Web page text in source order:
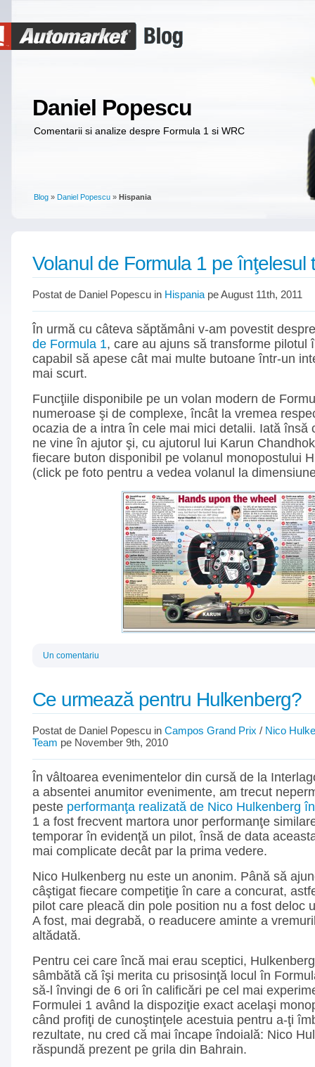
Daniel Popescu
Comentarii si analize despre Formula 1 si WRC
Blog » Daniel Popescu » Hispania
Volanul de Formula 1 pe înţelesul
Postat de Daniel Popescu in Hispania pe August 11th, 2011
În urmă cu câteva săptămâni v-am povestit
de Formula 1, care au ajuns să transforme pilotul
capabil să apese cât mai multe butoane într-un
mai scurt.
Funcţiile disponibile pe un volan modern de
numeroase şi de complexe, încât la vremea
ocazia de a intra în cele mai mici detalii. Iată însă
ne vine în ajutor şi, cu ajutorul lui Karun
fiecare buton disponibil pe volanul monopostului
(click pe foto pentru a vedea volanul la
Un comentariu
Ce urmează pentru Hulkenberg?
Postat de Daniel Popescu in Campos Grand Prix / Nico
Team pe November 9th, 2010
În vâltoarea evenimentelor din cursă de la
a absentei anumitor evenimente, am trecut
peste performanţa realizată de Nico Hulkenberg
1 a fost frecvent martora unor performanţe
temporar în evidenţă un pilot, însă de data
mai complicate decât par la prima vedere.
Nico Hulkenberg nu este un anonim. Până să
câştigat fiecare competiţie în care a concurat,
pilot care pleacă din pole position nu a fost deloc
A fost, mai degrabă, o readucere aminte a
altădată.
Pentru cei care încă mai erau sceptici,
sâmbătă că îşi merita cu prisosinţă locul în
să-l învingi de 6 ori în calificări pe cel mai
Formulei 1 având la dispoziţie exact acelaşi
când profiţi de cunoştinţele acestuia pentru a-ţi
rezultate, nu cred că mai încape îndoială: Nico
răspundă prezent pe grila din Bahrain.